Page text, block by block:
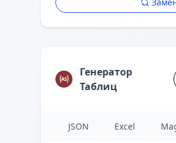
Генератор
Таблиц
JSON Excel